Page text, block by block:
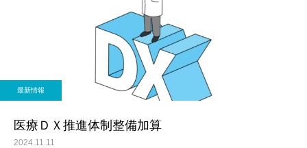
最新情報
医療ＤＸ推進体制整備加算
2024.11.11